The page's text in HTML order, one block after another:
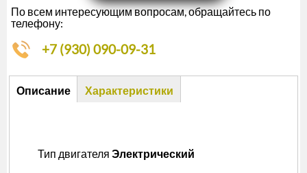
По всем интересующим вопросам, обращайтесь по
телефону:
+7 (930) 090-09-31
Описание
Описание
Характеристики
Тип двигателя Электрический